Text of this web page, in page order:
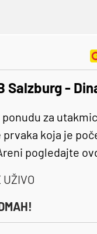
Salzburg -
za
koja je
pogledajte